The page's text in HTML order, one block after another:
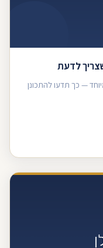
לדעת
— כך תדעו להתכונן